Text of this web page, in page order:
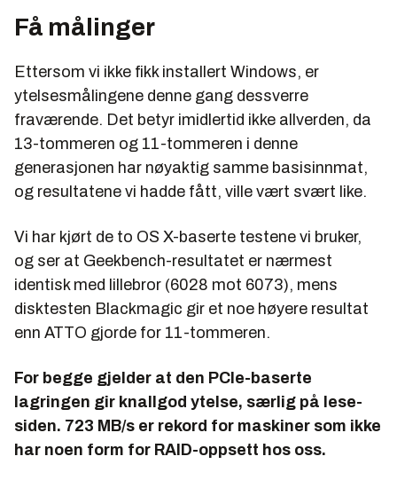
Få målinger
Ettersom vi ikke fikk installert Windows, er
ytelsesmålingene denne gang dessverre
fraværende. Det betyr imidlertid ikke allverden, da
13-tommeren og 11-tommeren i denne
generasjonen har nøyaktig samme basisinnmat,
og resultatene vi hadde fått, ville vært svært like.
Vi har kjørt de to OS X-baserte testene vi bruker,
og ser at Geekbench-resultatet er nærmest
identisk med lillebror (6028 mot 6073), mens
disktesten Blackmagic gir et noe høyere resultat
enn ATTO gjorde for 11-tommeren.
For begge gjelder at den PCIe-baserte
lagringen gir knallgod ytelse, særlig på lese-
siden. 723 MB/s er rekord for maskiner som ikke
har noen form for RAID-oppsett hos oss.